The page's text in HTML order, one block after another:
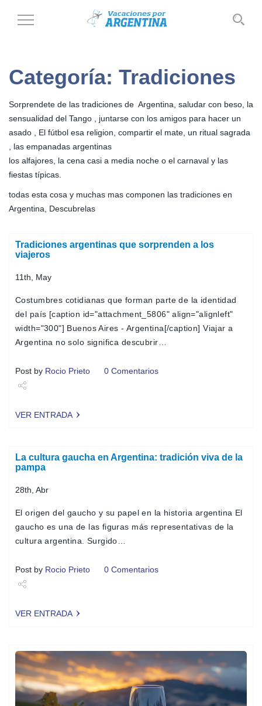
Cambiar
navegación
Categoría: Tradiciones
Sorprendete de las tradiciones de Argentina, saludar con beso, la
sensualidad del Tango , juntarse con los amigos para hacer un
asado , El fútbol esa religion, compartir el mate, un ritual sagrada
, las empanadas argentinas
los alfajores, la cena casi a media noche o el carnaval y las
fiestas típicas.
todas esta cosa y muchas mas componen las tradiciones en
Argentina, Descubrelas
Tradiciones argentinas que sorprenden a los
viajeros
11th, May
Costumbres cotidianas que forman parte de la identidad
del país [caption id="attachment_5806" align="alignleft"
width="300"] Buenos Aires - Argentina[/caption] Viajar a
Argentina no solo significa descubrir…
Post by Rocio Prieto 0 Comentarios
VER ENTRADA
La cultura gaucha en Argentina: tradición viva de la
pampa
28th, Abr
El origen del gaucho y su papel en la historia argentina El
gaucho es una de las figuras más representativas de la
cultura argentina. Surgido…
Post by Rocio Prieto 0 Comentarios
VER ENTRADA